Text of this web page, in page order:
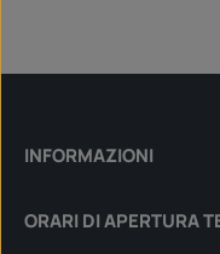
veicolo specifico - si
b
t
e
d
INFORMAZIONI
ORARI DI APERTURA